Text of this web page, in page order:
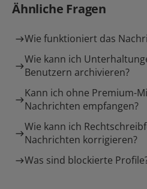
Ähnliche Fragen
Wie funktioniert das
Wie kann ich
Benutzern archivieren?
Kann ich ohne Premium-
Nachrichten empfangen?
Wie kann ich
Nachrichten korrigieren?
Was sind blockierte